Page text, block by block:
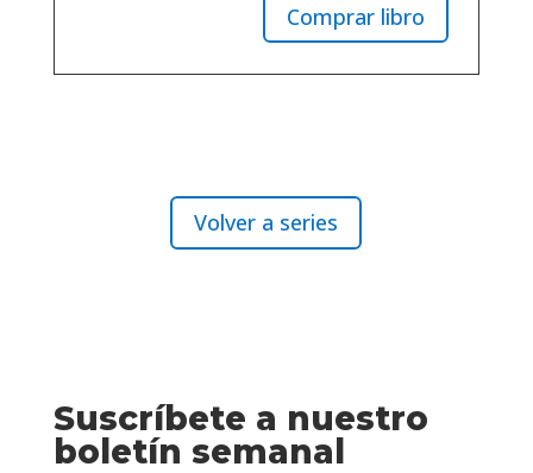
Comprar libro
Volver a series
Suscríbete a nuestro
boletín semanal